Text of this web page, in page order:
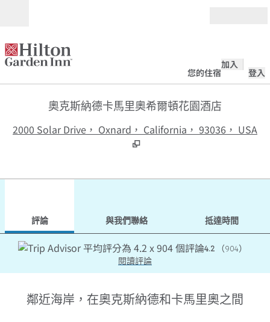
您的住宿
加入
登入
奧克斯納德卡馬里奧希爾頓花園酒店
2000 Solar Drive， Oxnard， California， 93036， USA
評論 與我們聯絡 抵達時間
4.2 （904）
閱讀評論
鄰近海岸，在奧克斯納德和卡馬里奧之間